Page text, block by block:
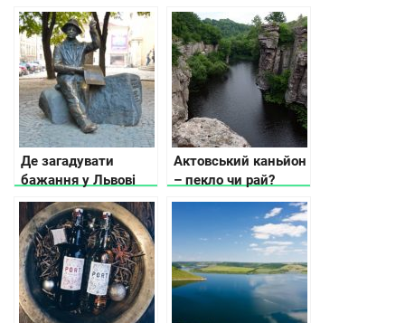
области: часть 2
груп
Де загадувати
бажання у Львові
Актовський каньйон
– пекло чи рай?